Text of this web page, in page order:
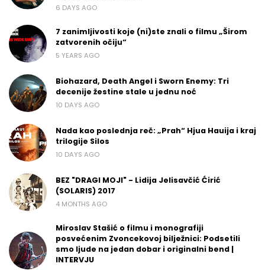
6 DAYS AGO
7 zanimljivosti koje (ni)ste znali o filmu „Širom
zatvorenih očiju“
5 YEARS AGO
Biohazard, Death Angel i Sworn Enemy: Tri
decenije žestine stale u jednu noć
10 DAYS AGO
Nada kao poslednja reč: „Prah“ Hjua Hauija i kraj
trilogije Silos
10 DAYS AGO
BEZ "DRAGI MOJI" - Lidija Jelisavčić Ćirić
(SOLARIS) 2017
4 MONTHS AGO
Miroslav Stašić o filmu i monografiji
posvećenim Zvoncekovoj bilježnici: Podsetili
smo ljude na jedan dobar i originalni bend |
INTERVJU